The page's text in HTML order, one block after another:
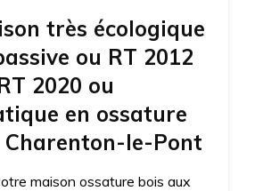
très écologique
ou RT 2012
2020 ou
en ossature
Charenton-le-Pont
maison ossature bois aux